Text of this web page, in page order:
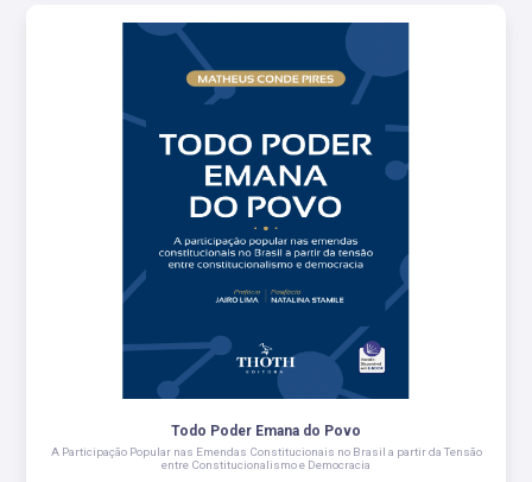
Todo Poder Emana do Povo
A Participação Popular nas Emendas Constitucionais no Brasil a partir da Tensão
entre Constitucionalismo e Democracia